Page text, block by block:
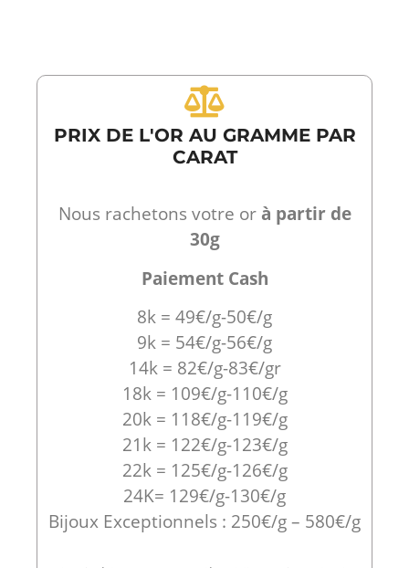
PRIX DE L'OR AU GRAMME PAR
CARAT
Nous rachetons votre orà partir de
30g
Paiement Cash
8k = 49€/g-50€/g
9k = 54€/g-56€/g
14k = 82€/g-83€/gr
18k = 109€/g-110€/g
20k = 118€/g-119€/g
21k = 122€/g-123€/g
22k = 125€/g-126€/g
24K= 129€/g-130€/g
Bijoux Exceptionnels : 250€/g – 580€/g